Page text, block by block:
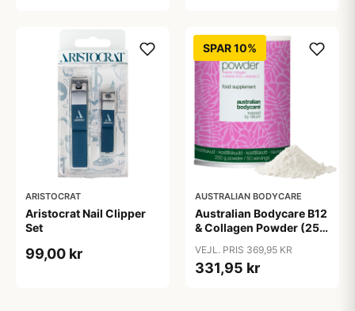
ARISTOCRAT
Aristocrat Nail Clipper
Set
99,00 kr
SPAR 10%
AUSTRALIAN BODYCARE
Australian Bodycare B12
& Collagen Powder (250
VEJL. PRIS 369,95 KR
331,95 kr